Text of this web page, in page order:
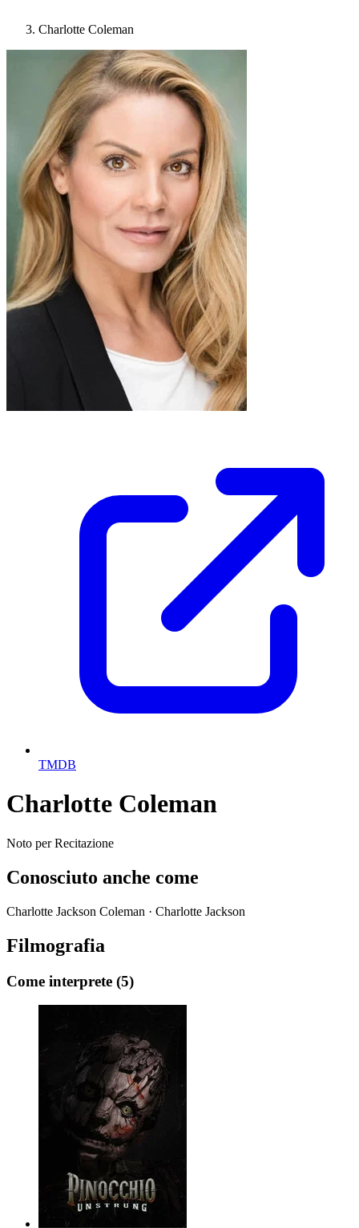
Charlotte Coleman
TMDB
Charlotte Coleman
Noto per Recitazione
Conosciuto anche come
Charlotte Jackson Coleman · Charlotte Jackson
Filmografia
Come interprete (5)